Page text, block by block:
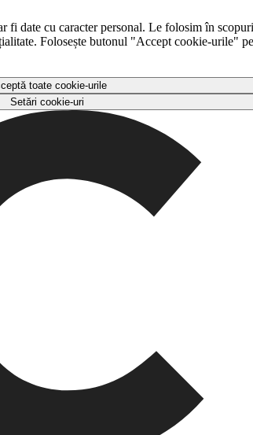
date cu caracter personal. Le folosim în
Folosește butonul "Accept cookie-urile"
toate cookie-urile
Setări cookie-uri